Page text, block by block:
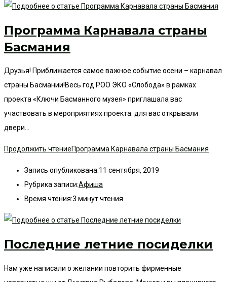
Программа Карнавала страны
Басмания
Друзья! Приближается самое важное событие осени – карнавал
страны Басмании!Весь год РОО ЭКО «Слобода» в рамках
проекта «Ключи Басманного музея» приглашала вас
участвовать в мероприятиях проекта: для вас открывали
двери…
Продолжить чтениеПрограмма Карнавала страны Басмания
Запись опубликована:11 сентября, 2019
Рубрика записи:Афиша
Время чтения:3 минут чтения
Последние летние посиделки
Нам уже написали о желании повторить фирменные